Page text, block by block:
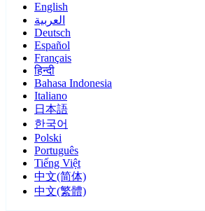
English
العربية
Deutsch
Español
Français
हिन्दी
Bahasa Indonesia
Italiano
日本語
한국어
Polski
Português
Tiếng Việt
中文(简体)
中文(繁體)